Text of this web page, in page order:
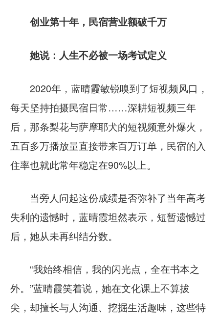
创业第十年，民宿营业额破千万
她说：人生不必被一场考试定义
2020年，蓝晴霞敏锐嗅到了短视频风口，
每天坚持拍摄民宿日常……深耕短视频三年
后，那条梨花与萨摩耶犬的短视频意外爆火，
五百多万播放量直接带来百万订单，民宿的入
住率也就此常年稳定在90%以上。
当旁人问起这份成绩是否弥补了当年高考
失利的遗憾时，蓝晴霞坦然表示，短暂遗憾过
后，她从未再纠结分数。
“我始终相信，我的闪光点，全在书本之
外。”蓝晴霞笑着说，她在文化课上不算拔
尖，却擅长与人沟通、挖掘生活趣味，这些特